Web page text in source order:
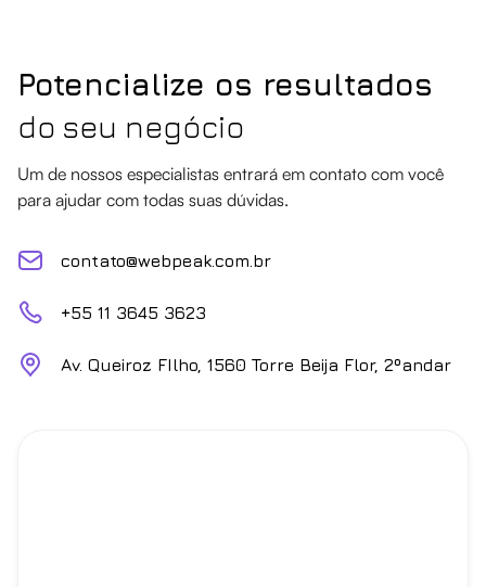
Potencialize os resultados
do seu negócio
Um de nossos especialistas entrará em contato com você
para ajudar com todas suas dúvidas.
contato@webpeak.com.br
+55 11 3645 3623
Av. Queiroz FIlho, 1560 Torre Beija Flor, 2ºandar